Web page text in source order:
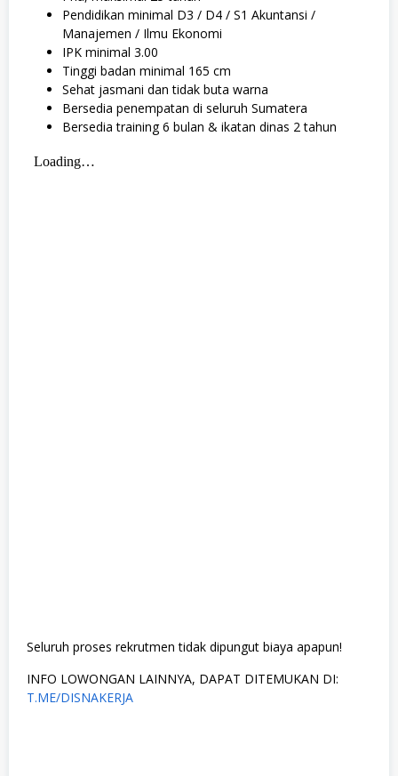
Pendidikan minimal D3 / D4 / S1 Akuntansi /
Manajemen / Ilmu Ekonomi
IPK minimal 3.00
Tinggi badan minimal 165 cm
Sehat jasmani dan tidak buta warna
Bersedia penempatan di seluruh Sumatera
Bersedia training 6 bulan & ikatan dinas 2 tahun
Seluruh proses rekrutmen tidak dipungut biaya apapun!
INFO LOWONGAN LAINNYA, DAPAT DITEMUKAN DI:
T.ME/DISNAKERJA